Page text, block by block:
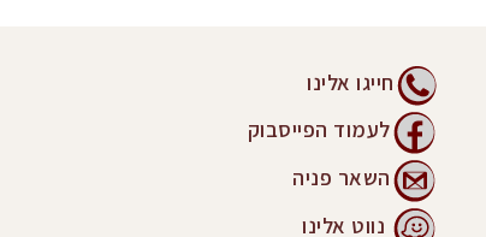
חייגו אלינו
לעמוד הפייסבוק
השאר פניה
נווט אלינו